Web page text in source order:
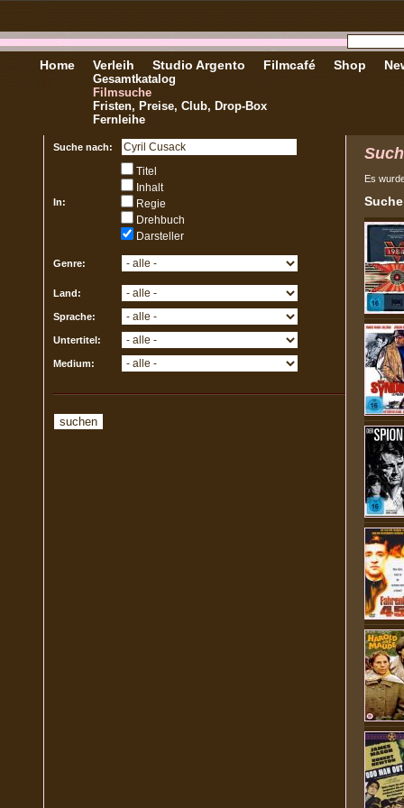
Home Verleih
Gesamtkatalog
Filmsuche
Fristen, Preise, Club, Drop-Box
Fernleihe
Studio Argento Filmcafé Shop
Suche nach:
In:
Titel
Inhalt
Regie
Drehbuch
Darsteller
Genre:
Land:
Sprache:
Untertitel:
Medium:
Es